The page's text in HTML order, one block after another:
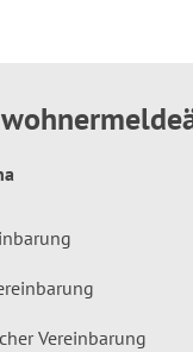
Vereinbarung